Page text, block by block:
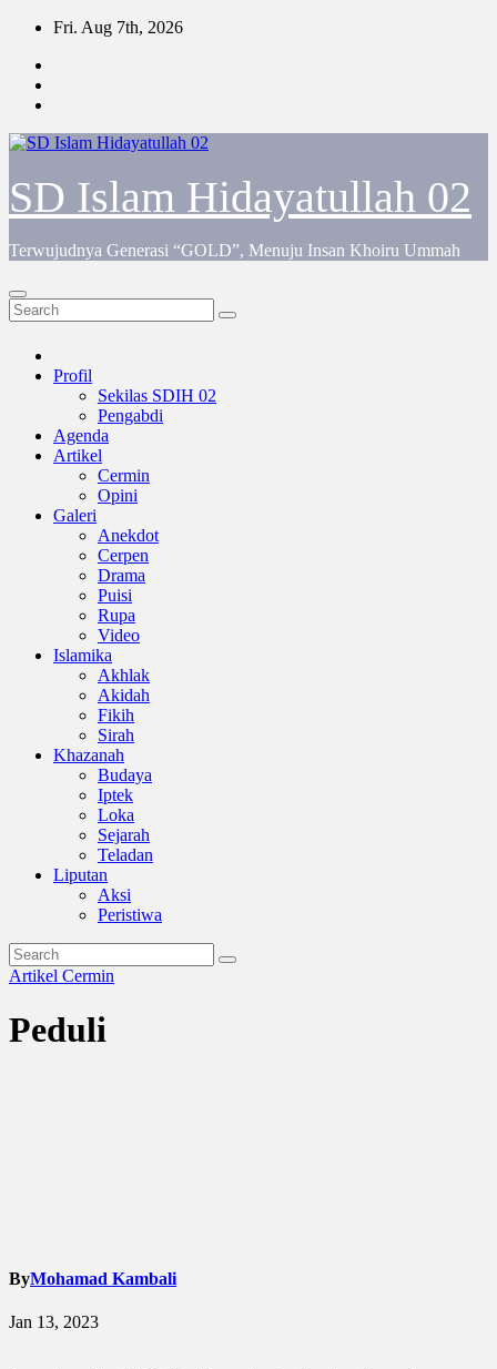
Skip
content
Fri. Aug 7th, 2026
SD Islam Hidayatullah 02
Terwujudnya Generasi “GOLD”, Menuju Insan Khoiru Ummah
Profil
Sekilas SDIH 02
Pengabdi
Agenda
Artikel
Cermin
Opini
Galeri
Anekdot
Cerpen
Drama
Puisi
Rupa
Video
Islamika
Akhlak
Akidah
Fikih
Sirah
Khazanah
Budaya
Iptek
Loka
Sejarah
Teladan
Liputan
Aksi
Peristiwa
Artikel Cermin
Peduli
ByMohamad Kambali
Jan 13, 2023